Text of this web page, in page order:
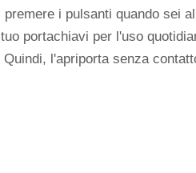
premere i pulsanti quando sei
portachiavi per l'uso
l'apriporta senza